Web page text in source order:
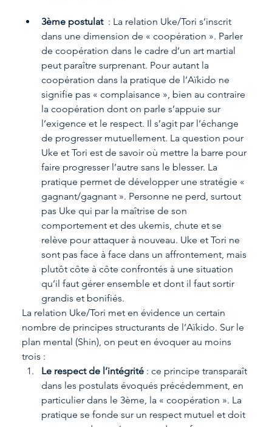
3ème postulat : La relation Uke/Tori s’inscrit
dans une dimension de « coopération ». Parler
de coopération dans le cadre d’un art martial
peut paraître surprenant. Pour autant la
coopération dans la pratique de l’Aïkido ne
signifie pas « complaisance », bien au contraire
la coopération dont on parle s’appuie sur
l’exigence et le respect. Il s’agit par l’échange
de progresser mutuellement. La question pour
Uke et Tori est de savoir où mettre la barre pour
faire progresser l’autre sans le blesser. La
pratique permet de développer une stratégie «
gagnant/gagnant ». Personne ne perd, surtout
pas Uke qui par la maîtrise de son
comportement et des ukemis, chute et se
relève pour attaquer à nouveau. Uke et Tori ne
sont pas face à face dans un affrontement, mais
plutôt côte à côte confrontés à une situation
qu’il faut gérer ensemble et dont il faut sortir
grandis et bonifiés.
La relation Uke/Tori met en évidence un certain
nombre de principes structurants de l’Aïkido. Sur le
plan mental (Shin), on peut en évoquer au moins
trois :
Le respect de l’intégrité : ce principe transparaît
dans les postulats évoqués précédemment, en
particulier dans le 3ème, la « coopération ». La
pratique se fonde sur un respect mutuel et doit